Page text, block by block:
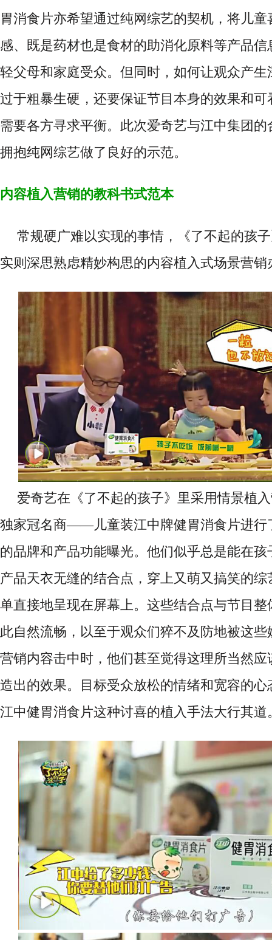
胃消食片亦希望通过纯网综艺的契机，将儿童
感、既是药材也是食材的助消化原料等产品
轻父母和家庭受众。但同时，如何让观众产生
过于粗暴生硬，还要保证节目本身的效果和可
需要各方寻求平衡。此次爱奇艺与江中集团
拥抱纯网综艺做了良好的示范。
内容植入营销的教科书式范本
常规硬广难以实现的事情，《了不起的孩
实则深思熟虑精妙构思的内容植入式场景营销
爱奇艺在《了不起的孩子》里采用情景植
独家冠名商——儿童装江中牌健胃消食片进行
的品牌和产品功能曝光。他们似乎总是能在
产品天衣无缝的结合点，穿上又萌又搞笑的
单直接地呈现在屏幕上。这些结合点与节目整
此自然流畅，以至于观众们猝不及防地被这
营销内容击中时，他们甚至觉得这理所当然应
造出的效果。目标受众放松的情绪和宽容的心
江中健胃消食片这种讨喜的植入手法大行其道